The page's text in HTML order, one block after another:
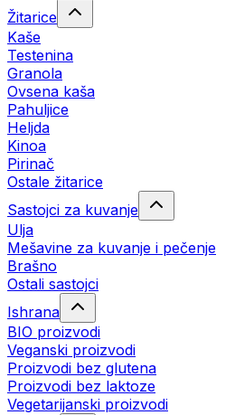
Žitarice
Kaše
Testenina
Granola
Ovsena kaša
Pahuljice
Heljda
Kinoa
Pirinač
Ostale žitarice
Sastojci za kuvanje
Ulja
Mešavine za kuvanje i pečenje
Brašno
Ostali sastojci
Ishrana
BIO proizvodi
Veganski proizvodi
Proizvodi bez glutena
Proizvodi bez laktoze
Vegetarijanski proizvodi